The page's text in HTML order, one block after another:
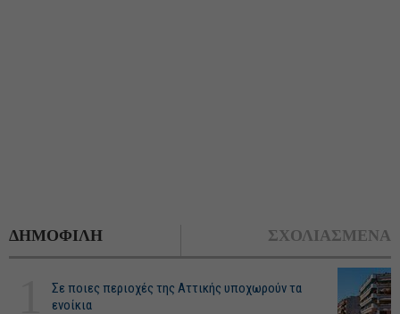
ΔΗΜΟΦΙΛΗ ΣΧΟΛΙΑΣΜΕΝΑ
Σε ποιες περιοχές της Αττικής υποχωρούν τα
ενοίκια